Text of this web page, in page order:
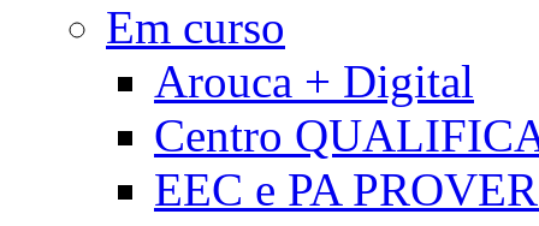
Em curso
Arouca + Digital
Centro
EEC e PA